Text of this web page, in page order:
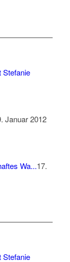
Stefanie
Januar 2012
Wa...17.
Stefanie